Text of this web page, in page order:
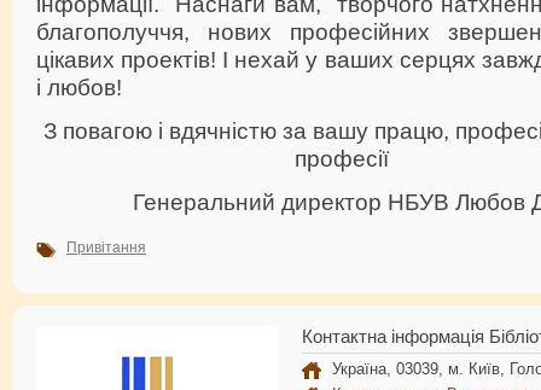
благополуччя, нових професійних
цікавих проектів! І нехай у ваших серцях
і любов!
З повагою і вдячністю за вашу працю,
професії
Генеральний директор НБУВ
Привітання
Контактна інформація
Україна, 03039, м. Київ,